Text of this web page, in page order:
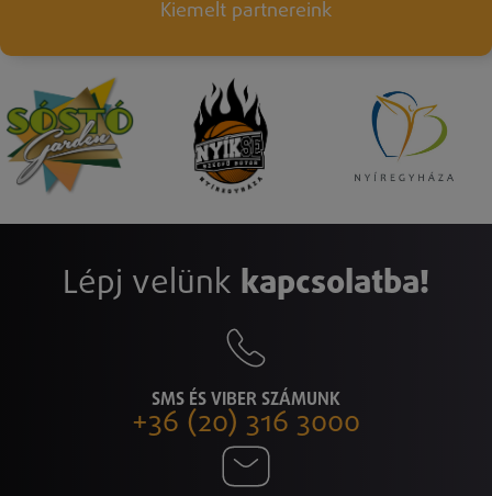
Kiemelt partnereink
Lépj velünk kapcsolatba!
SMS ÉS VIBER SZÁMUNK
+36 (20) 316 3000